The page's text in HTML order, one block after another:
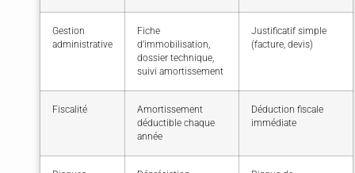
Gestion
administrative
Fiche
d’immobilisation,
dossier technique,
suivi amortissement
Justificatif simple
(facture, devis)
Fiscalité
Amortissement
déductible chaque
année
Déduction fiscale
immédiate